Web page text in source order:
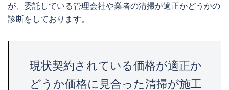
が、委託している管理会社や業者の清掃が適正かどうかの
診断をしております。
現状契約されている価格が適正か
どうか価格に見合った清掃が施工